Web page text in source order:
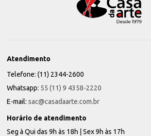
Atendimento
Telefone: (11) 2344-2600
Whatsapp: 55 (11) 9 4358-2220
E-mail: sac@casadaarte.com.br
Horário de atendimento
Seg à Qui das 9h às 18h | Sex 9h às 17h